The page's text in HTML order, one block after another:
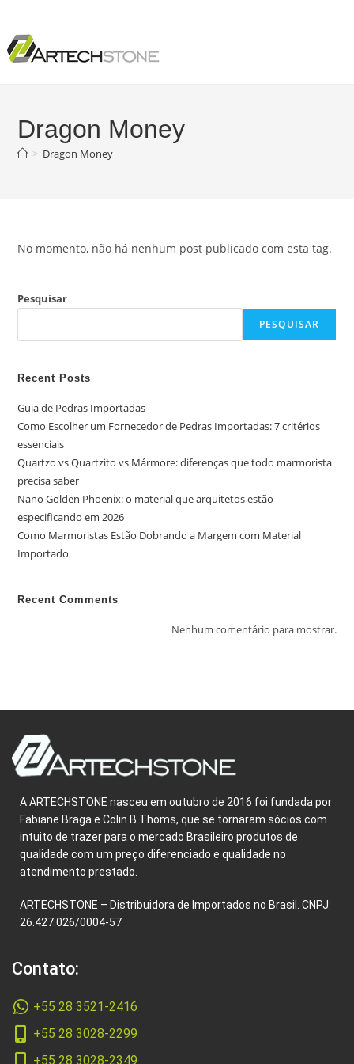
Dragon Money
> Dragon Money
No momento, não há nenhum post publicado com esta tag.
Pesquisar
PESQUISAR
Recent Posts
Guia de Pedras Importadas
Como Escolher um Fornecedor de Pedras Importadas: 7 critérios
essenciais
Quartzo vs Quartzito vs Mármore: diferenças que todo marmorista
precisa saber
Nano Golden Phoenix: o material que arquitetos estão
especificando em 2026
Como Marmoristas Estão Dobrando a Margem com Material
Importado
Recent Comments
Nenhum comentário para mostrar.
A ARTECHSTONE nasceu em outubro de 2016 foi fundada por
Fabiane Braga e Colin B Thoms, que se tornaram sócios com
intuito de trazer para o mercado Brasileiro produtos de
qualidade com um preço diferenciado e qualidade no
atendimento prestado.
ARTECHSTONE – Distribuidora de Importados no Brasil. CNPJ:
26.427.026/0004-57
Contato:
+55 28 3521-2416
+55 28 3028-2299
+55 28 3028-2349